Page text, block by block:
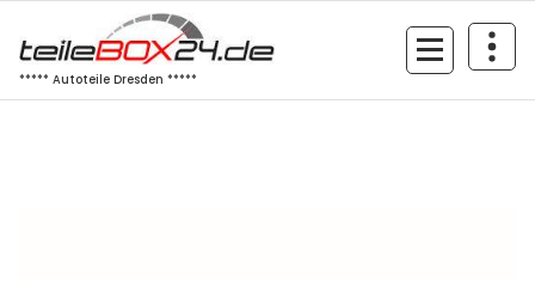
Inhalt
springen
***** Autoteile Dresden *****